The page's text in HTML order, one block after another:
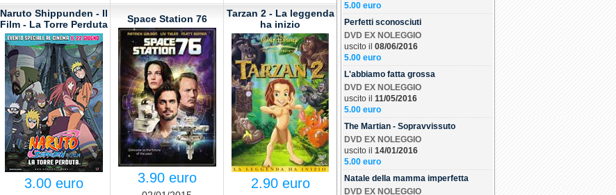
Naruto Shippunden - Il
Film - La Torre Perduta
3.00 euro
Space Station 76
3.90 euro
Tarzan 2 - La leggenda
ha inizio
2.90 euro
5.00 euro
Perfetti sconosciuti
DVD EX NOLEGGIO
uscito il 08/06/2016
5.00 euro
L'abbiamo fatta grossa
DVD EX NOLEGGIO
uscito il 11/05/2016
5.00 euro
The Martian - Sopravvissuto
DVD EX NOLEGGIO
uscito il 14/01/2016
5.00 euro
Natale della mamma imperfetta
DVD EX NOLEGGIO